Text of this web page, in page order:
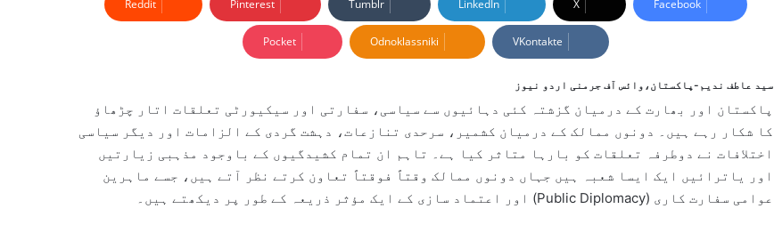
d
n
e
m
a
Facebook
X
LinkedIn
Tumblr
Pinterest
Reddit
VKontakte
Odnoklassniki
Pocket
سید عاطف ندیم-پاکستان،وائس آف جرمنی اردو نیوز
پاکستان اور بھارت کے درمیان گزشتہ کئی دہائیوں سے سیاسی، سفارتی اور سیکیورٹی تعلقات اتار چڑھاؤ
کا شکار رہے ہیں۔ دونوں ممالک کے درمیان کشمیر، سرحدی تنازعات، دہشت گردی کے الزامات اور دیگر سیاسی
اختلافات نے دوطرفہ تعلقات کو بارہا متاثر کیا ہے۔ تاہم ان تمام کشیدگیوں کے باوجود مذہبی زیارتیں
اور یاترائیں ایک ایسا شعبہ ہیں جہاں دونوں ممالک وقتاً فوقتاً تعاون کرتے نظر آتے ہیں، جسے ماہرین
عوامی سفارت کاری (Public Diplomacy) اور اعتماد سازی کے ایک مؤثر ذریعہ کے طور پر دیکھتے ہیں۔